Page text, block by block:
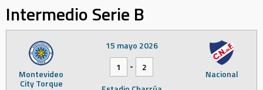
Intermedio Serie B
Montevideo
City Torque
Nacional
15 mayo 2026
1
-
2